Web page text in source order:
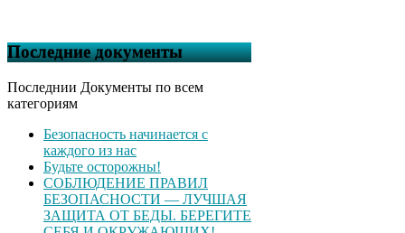
Последние документы
Последнии Документы по всем
категориям
Безопасность начинается с
каждого из нас
Будьте осторожны!
СОБЛЮДЕНИЕ ПРАВИЛ
БЕЗОПАСНОСТИ — ЛУЧШАЯ
ЗАЩИТА ОТ БЕДЫ. БЕРЕГИТЕ